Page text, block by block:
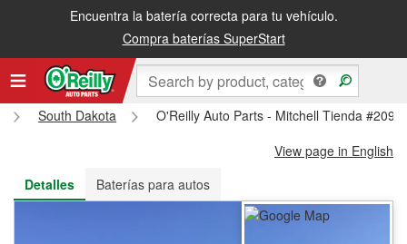
Encuentra la batería correcta para tu vehículo.
Compra baterías SuperStart
Recibe tu orden gratis al día siguiente o recógela en la tienda
South Dakota
O'Reilly Auto Parts - Mitchell Tienda #2090
View page in English
Detalles
Baterías para autos